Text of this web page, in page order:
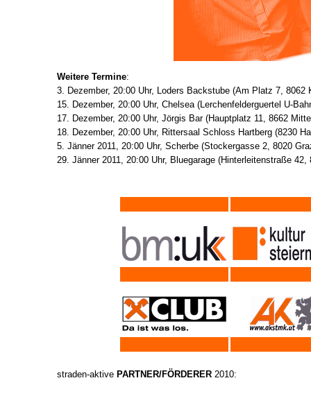
Weitere Termine:
3. Dezember, 20:00 Uhr, Loders Backstube (Am Platz 7, 8062
15. Dezember, 20:00 Uhr, Chelsea (Lerchenfelderguertel U-
17. Dezember, 20:00 Uhr, Jörgis Bar (Hauptplatz 11, 8662
18. Dezember, 20:00 Uhr, Rittersaal Schloss Hartberg (8230
5. Jänner 2011, 20:00 Uhr, Scherbe (Stockergasse 2, 8020
29. Jänner 2011, 20:00 Uhr, Bluegarage (Hinterleitenstraße 42,
straden-aktive PARTNER/FÖRDERER2010: